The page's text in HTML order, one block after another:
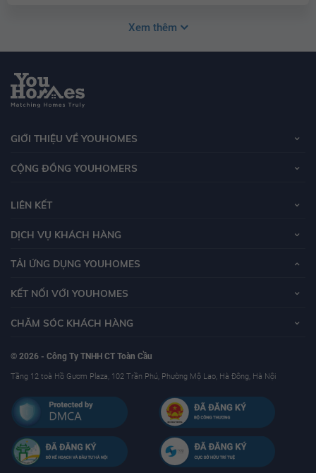
Xem thêm
GIỚI THIỆU VỀ YOUHOMES
CỘNG ĐỒNG YOUHOMERS
LIÊN KẾT
DỊCH VỤ KHÁCH HÀNG
TẢI ỨNG DỤNG YOUHOMES
KẾT NỐI VỚI YOUHOMES
CHĂM SÓC KHÁCH HÀNG
© 2026 - Công Ty TNHH CT Toàn Cầu
Tầng 12 toà Hồ Gươm Plaza, 102 Trần Phú, Phường Mộ Lao, Hà Đông, Hà Nội